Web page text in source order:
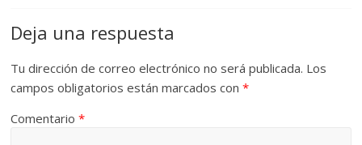
Deja una respuesta
Tu dirección de correo electrónico no será publicada. Los
campos obligatorios están marcados con*
Comentario*